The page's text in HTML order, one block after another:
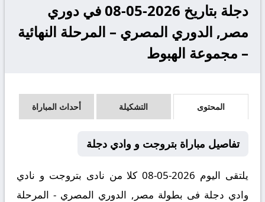
دجلة بتاريخ 2026-05-08 في دوري
مصر, الدوري المصري – المرحلة النهائية
– مجموعة الهبوط
المحتوى التشكيلة أحداث المباراة
تفاصيل مباراة بتروجت و وادي دجلة
يلتقى اليوم 2026-05-08 كلا من نادى بتروجت و نادي
وادي دجلة فى بطولة مصر, الدوري المصري - المرحلة